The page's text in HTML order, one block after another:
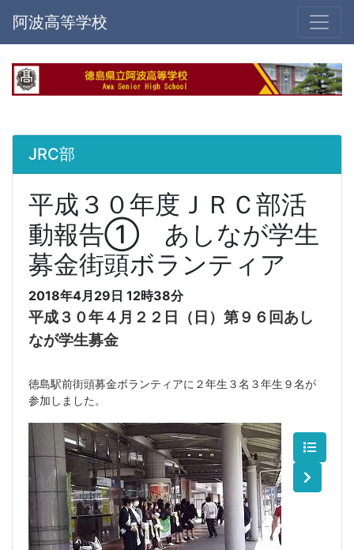
阿波高等学校
JRC部
平成３０年度ＪＲＣ部活
動報告① あしなが学生
募金街頭ボランティア
2018年4月29日 12時38分
平成３０年４月２２日（日）第９６回あし
なが学生募金
徳島駅前街頭募金ボランティアに２年生３名３年生９名が
参加しました。